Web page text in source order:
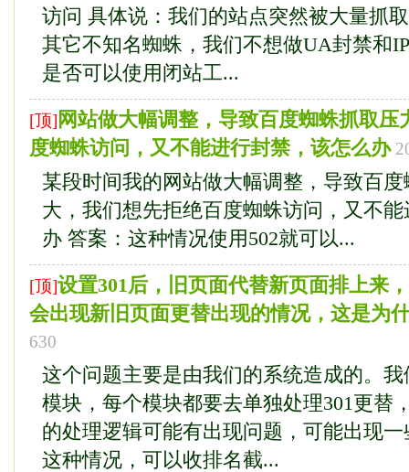
访问 具体说：我们的站点突然被大量抓
其它不知名蜘蛛，我们不想做UA封禁和
是否可以使用闭站工...
[顶] 网站做大幅调整，导致百度蜘蛛抓取压
度蜘蛛访问，又不能进行封禁，该怎么办
某段时间我的网站做大幅调整，导致百
大，我们想先拒绝百度蜘蛛访问，又不
办 答案：这种情况使用502就可以...
[顶]设置301后，旧页面代替新页面排上来
会出现新旧页面更替出现的情况，这是为
630
这个问题主要是由我们的系统造成的。
模块，每个模块都要去单独处理301更替
的处理逻辑可能有出现问题，可能出现
这种情况，可以收排名截...